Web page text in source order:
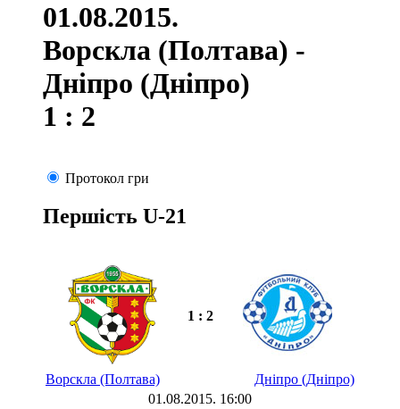
01.08.2015.
Ворскла (Полтава) -
Дніпро (Дніпро)
1 : 2
Протокол гри
Першість U-21
1 : 2
Ворскла (Полтава)
Дніпро (Дніпро)
01.08.2015. 16:00